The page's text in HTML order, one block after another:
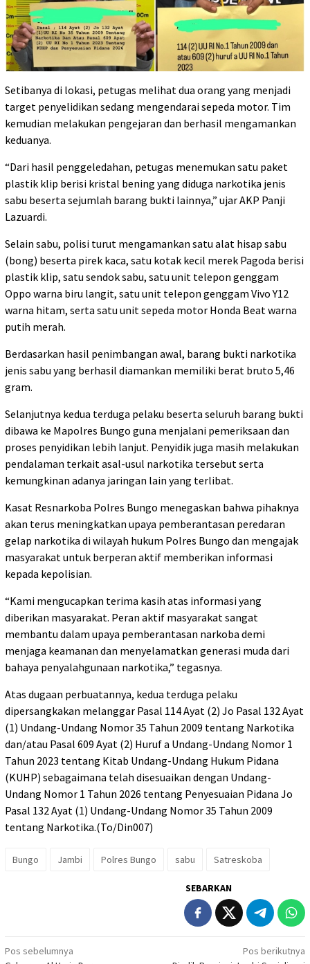
Setibanya di lokasi, petugas melihat dua orang yang menjadi
target penyelidikan sedang mengendarai sepeda motor. Tim
kemudian melakukan pengejaran dan berhasil mengamankan
keduanya.
“Dari hasil penggeledahan, petugas menemukan satu paket
plastik klip berisi kristal bening yang diduga narkotika jenis
sabu beserta sejumlah barang bukti lainnya,” ujar AKP Panji
Lazuardi.
Selain sabu, polisi turut mengamankan satu alat hisap sabu
(bong) beserta pirek kaca, satu kotak kecil merek Pagoda berisi
plastik klip, satu sendok sabu, satu unit telepon genggam
Oppo warna biru langit, satu unit telepon genggam Vivo Y12
warna hitam, serta satu unit sepeda motor Honda Beat warna
putih merah.
Berdasarkan hasil penimbangan awal, barang bukti narkotika
jenis sabu yang berhasil diamankan memiliki berat bruto 5,46
gram.
Selanjutnya kedua terduga pelaku beserta seluruh barang bukti
dibawa ke Mapolres Bungo guna menjalani pemeriksaan dan
proses penyidikan lebih lanjut. Penyidik juga masih melakukan
pendalaman terkait asal-usul narkotika tersebut serta
kemungkinan adanya jaringan lain yang terlibat.
Kasat Resnarkoba Polres Bungo menegaskan bahwa pihaknya
akan terus meningkatkan upaya pemberantasan peredaran
gelap narkotika di wilayah hukum Polres Bungo dan mengajak
masyarakat untuk berperan aktif memberikan informasi
kepada kepolisian.
“Kami mengucapkan terima kasih atas informasi yang
diberikan masyarakat. Peran aktif masyarakat sangat
membantu dalam upaya pemberantasan narkoba demi
menjaga keamanan dan menyelamatkan generasi muda dari
bahaya penyalahgunaan narkotika,” tegasnya.
Atas dugaan perbuatannya, kedua terduga pelaku
dipersangkakan melanggar Pasal 114 Ayat (2) Jo Pasal 132 Ayat
(1) Undang-Undang Nomor 35 Tahun 2009 tentang Narkotika
dan/atau Pasal 609 Ayat (2) Huruf a Undang-Undang Nomor 1
Tahun 2023 tentang Kitab Undang-Undang Hukum Pidana
(KUHP) sebagaimana telah disesuaikan dengan Undang-
Undang Nomor 1 Tahun 2026 tentang Penyesuaian Pidana Jo
Pasal 132 Ayat (1) Undang-Undang Nomor 35 Tahun 2009
tentang Narkotika.(To/Din007)
Bungo Jambi Polres Bungo sabu Satreskoba
SEBARKAN
Navigasi
Pos sebelumnya
Pos berikutnya